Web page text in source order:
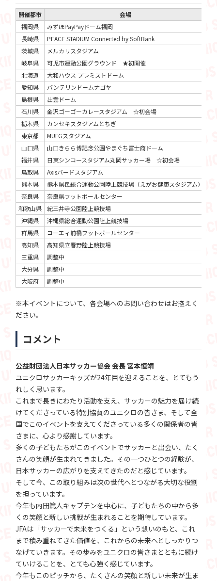
開催都市
会場
福岡県
みずほPayPayドーム福岡
長崎県
PEACE STADIUM Connected by SoftBank
茨城県
メルカリスタジアム
岐阜県
可児市運動公園グラウンド ★初開催
北海道
大和ハウス プレミストドーム
愛知県
バンテリンドームナゴヤ
島根県
出雲ドーム
石川県
金沢ゴーゴーカレースタジアム ☆初会場
栃木県
カンセキスタジアムとちぎ
東京都
MUFGスタジアム
山口県
山口きらら博記念公園やまぐち富士商ドーム
福井県
日東シンコースタジアム丸岡サッカー場 ☆初会場
鳥取県
Axisバードスタジアム
熊本県
熊本県民総合運動公園陸上競技場（えがお健康スタジアム）
奈良県
奈良県フットボールセンター
和歌山県
紀三井寺公園陸上競技場
沖縄県
沖縄県総合運動公園陸上競技場
群馬県
コーエィ前橋フットボールセンター
高知県
高知県立春野陸上競技場
三重県
調整中
大分県
調整中
大阪府
調整中
※本イベントについて、各会場へのお問い合わせはお控えく
ださい。
コメント
公益財団法人日本サッカー協会 会長 宮本恒靖
ユニクロサッカーキッズが24年目を迎えることを、とてもう
れしく思います。
これまで長きにわたり活動を支え、サッカーの魅力を届け続
けてくださっている特別協賛のユニクロの皆さま、そして全
国でこのイベントを支えてくださっている多くの関係者の皆
さまに、心より感謝しています。
多くの子どもたちがこのイベントでサッカーと出会い、たく
さんの笑顔が生まれてきました。その一つひとつの経験が、
日本サッカーの広がりを支えてきたのだと感じています。
そして今、この取り組みは次の世代へとつながる大切な役割
を担っています。
今年も内田篤人キャプテンを中心に、子どもたちの中から多
くの笑顔と新しい挑戦が生まれることを期待しています。
JFAは「サッカーで未来をつくる」という想いのもと、これ
まで積み重ねてきた価値を、これからの未来へとしっかりつ
なげていきます。その歩みをユニクロの皆さまとともに続け
ていけることを、とても心強く感じています。
今年もこのピッチから、たくさんの笑顔と新しい未来が生ま